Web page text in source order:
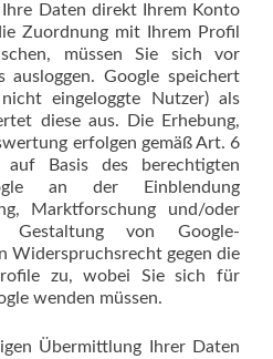
Daten direkt Ihrem Konto
Zuordnung mit Ihrem Profil
müssen Sie sich vor
ausloggen. Google speichert
eingeloggte Nutzer) als
diese aus. Die Erhebung,
erfolgen gemäß Art. 6
Basis des berechtigten
an der Einblendung
Marktforschung und/oder
Gestaltung von Google-
Widerspruchsrecht gegen die
zu, wobei Sie sich für
wenden müssen.
Übermittlung Ihrer Daten